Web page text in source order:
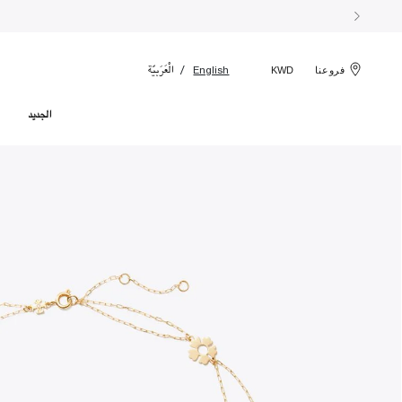
فروعنا KWD
English الْعَرَبيّة
الجديد